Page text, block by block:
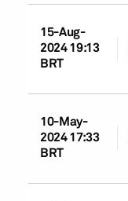
15-Aug-
2024 19:13
BRT
10-May-
2024 17:33
BRT